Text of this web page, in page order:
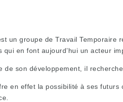
un groupe de Travail Temporaire
qui en font aujourd’hui un acteur
de son développement, il
en effet la possibilité à ses